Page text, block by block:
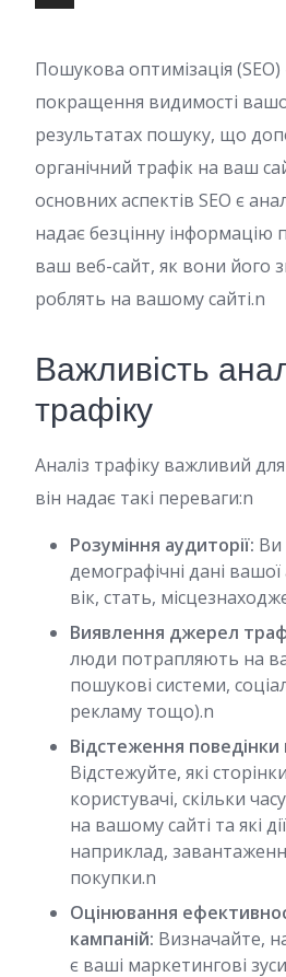
Пошукова оптимізація
покращення видимості
результатах пошуку, що
органічний трафік на ваш
основних аспектів SEO є
надає безцінну інформацію
ваш веб-сайт, як вони його
роблять на вашому сайті.n
Важливість
трафіку
Аналіз трафіку важливий для
він надає такі переваги:n
Розуміння аудиторії: Ви
демографічні дані вашої
вік, стать,
Виявлення джерел
люди потрапляють на
пошукові системи,
рекламу тощо).n
Відстеження поведінки
Відстежуйте, які
користувачі, скільки
на вашому сайті та які
наприклад,
покупки.n
Оцінювання
кампаній: Визначайте,
є ваші маркетингові